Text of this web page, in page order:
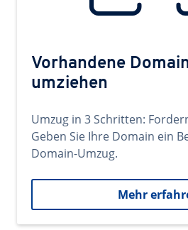
Vorhandene
umziehen
Umzug in 3 Schritten:
Geben Sie Ihre Domain ein
Domain-Umzug.
Mehr